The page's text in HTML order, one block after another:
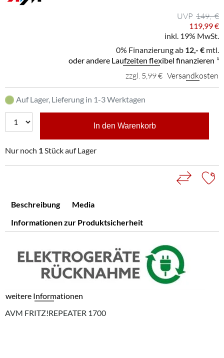
149,- €
119,99 €
inkl. 19% MwSt.
0% Finanzierung ab 12,- € mtl.
oder andere Laufzeiten flexibel finanzieren ¹
zzgl. 5,99 € Versandkosten
Auf Lager, Lieferung in 1-3 Werktagen
In den Warenkorb
Nur noch 1Stück auf Lager
Beschreibung
Media
Informationen zur Produktsicherheit
weitere Informationen
AVM FRITZ!REPEATER 1700